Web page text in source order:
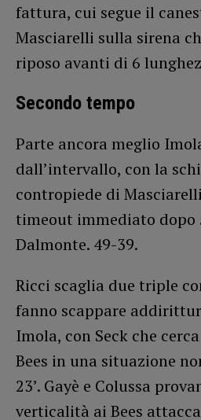
fattura, cui segue il
Masciarelli sulla sirena
riposo avanti di 6
Secondo tempo
Parte ancora meglio
dall’intervallo, con la
contropiede di
timeout immediato dopo
Dalmonte. 49-39.
Ricci scaglia due triple
fanno scappare
Imola, con Seck che
Bees in una situazione
23’. Gayè e Colussa
verticalità ai Bees